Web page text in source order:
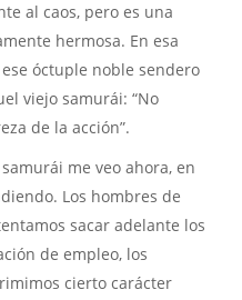
al caos, pero es una
hermosa. En esa
óctuple noble sendero
viejo samurái: “No
de la acción”.
me veo ahora, en
Los hombres de
sacar adelante los
de empleo, los
cierto carácter